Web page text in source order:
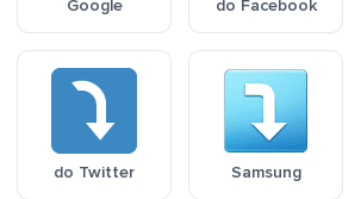
Google do Facebook
do Twitter Samsung